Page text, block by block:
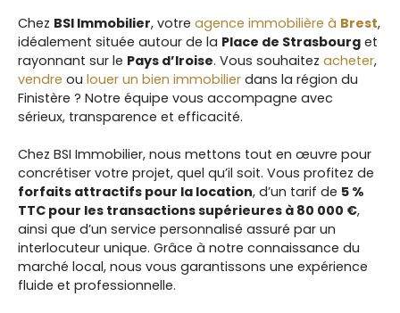
Chez BSI Immobilier, votre agence immobilière à Brest,
idéalement située autour de la Place de Strasbourg et
rayonnant sur le Pays d’Iroise. Vous souhaitez acheter,
vendre ou louer un bien immobilier dans la région du
Finistère ? Notre équipe vous accompagne avec
sérieux, transparence et efficacité.
Chez BSI Immobilier, nous mettons tout en œuvre pour
concrétiser votre projet, quel qu’il soit. Vous profitez de
forfaits attractifs pour la location, d’un tarif de 5 %
TTC pour les transactions supérieures à 80 000 €,
ainsi que d’un service personnalisé assuré par un
interlocuteur unique. Grâce à notre connaissance du
marché local, nous vous garantissons une expérience
fluide et professionnelle.